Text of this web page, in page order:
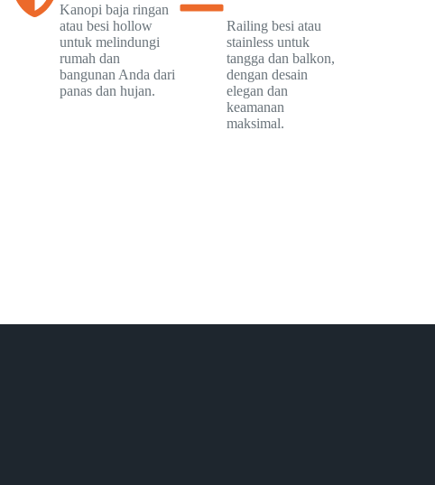
Kanopi baja ringan
atau besi hollow
untuk melindungi
rumah dan
bangunan Anda dari
panas dan hujan.
Railing besi atau
stainless untuk
tangga dan balkon,
dengan desain
elegan dan
keamanan
maksimal.